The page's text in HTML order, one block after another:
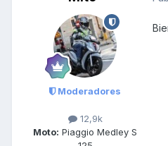
Moderadores
12,9k
Moto: Piaggio Medley S